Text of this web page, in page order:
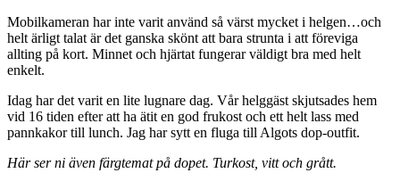
Mobilkameran har inte varit använd så värst mycket i helgen…och
helt ärligt talat är det ganska skönt att bara strunta i att föreviga
allting på kort. Minnet och hjärtat fungerar väldigt bra med helt
enkelt.
Idag har det varit en lite lugnare dag. Vår helggäst skjutsades hem
vid 16 tiden efter att ha ätit en god frukost och ett helt lass med
pannkakor till lunch. Jag har sytt en fluga till Algots dop-outfit.
Här ser ni även färgtemat på dopet. Turkost, vitt och grått.